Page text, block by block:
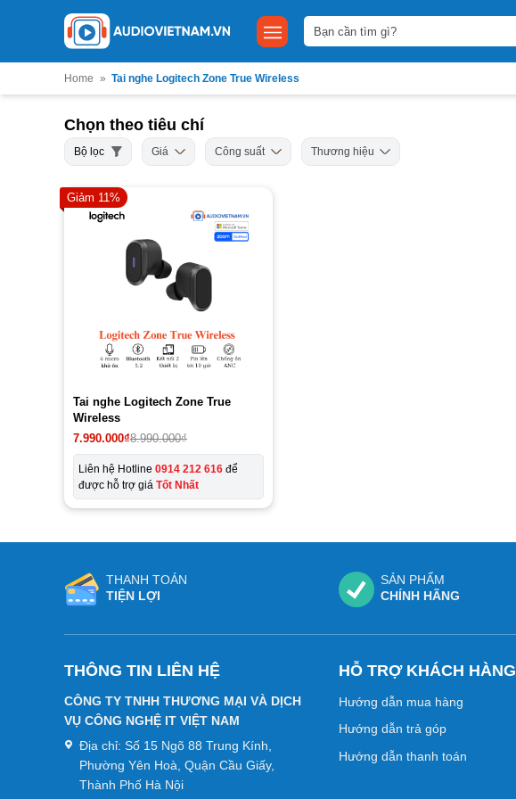
Tìm
kiếm:
Home » Tai nghe Logitech Zone True Wireless
Chọn theo tiêu chí
Bộ lọc Giá Công suất Thương hiệu
Giảm 11%
Tai nghe Logitech Zone True
Wireless
8.990.000₫
Giá
gốc
là:
8.990.000₫.
7.990.000₫
Giá
hiện
tại
là:
7.990.000₫.
Liên hệ Hotline 0914 212 616 để
được hỗ trợ giá Tốt Nhất
THANH TOÁN
TIỆN LỢI
SẢN PHẨM
CHÍNH HÃNG
THÔNG TIN LIÊN HỆ
CÔNG TY TNHH THƯƠNG MẠI VÀ DỊCH
VỤ CÔNG NGHỆ IT VIỆT NAM
Địa chỉ: Số 15 Ngõ 88 Trung Kính,
Phường Yên Hoà, Quận Cầu Giấy,
Thành Phố Hà Nội
HỖ TRỢ KHÁCH HÀNG
Hướng dẫn mua hàng
Hướng dẫn trả góp
Hướng dẫn thanh toán